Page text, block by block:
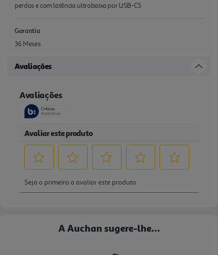
perdas e com latência ultrabaixa por USB-C5
Garantia
36 Meses
Avaliações
A Auchan sugere-lhe...